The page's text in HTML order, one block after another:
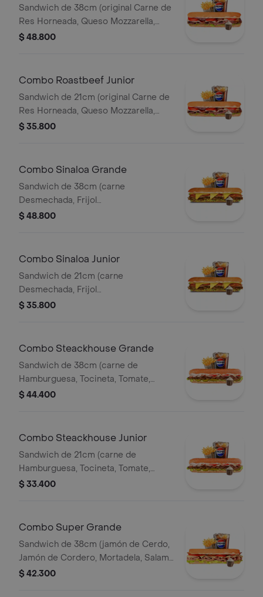
Sandwich de 38cm (original Carne de
Res Horneada, Queso Mozzarella,
Tomate, Lechuga, Salsa BBQ y Salsa
$ 48.800
Combo Roastbeef Junior
Sandwich de 21cm (original Carne de
Res Horneada, Queso Mozzarella,
Tomate, Lechuga, Salsa BBQ y Salsa
$ 35.800
Combo Sinaloa Grande
Sandwich de 38cm (carne
Desmechada, Frijol
Refrito,guacamole,jalapeños,pico de
Pet400ml.
$ 48.800
Combo Sinaloa Junior
Sandwich de 21cm (carne
Desmechada, Frijol
Refrito,guacamole,jalapeños,pico de
Pet400ml.
$ 35.800
Combo Steackhouse Grande
Sandwich de 38cm (carne de
Hamburguesa, Tocineta, Tomate,
Lechuga, Pepinillos, Queso Mozzarella
$ 44.400
Combo Steackhouse Junior
Sandwich de 21cm (carne de
Hamburguesa, Tocineta, Tomate,
Lechuga, Pepinillos, Queso Mozzarella
$ 33.400
Combo Super Grande
Sandwich de 38cm (jamón de Cerdo,
Jamón de Cordero, Mortadela, Salami
Ahumado, Queso Mozzarella, Tomate,
$ 42.300